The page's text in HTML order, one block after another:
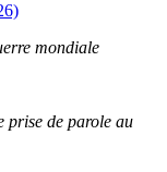
mondiale
prise de parole au